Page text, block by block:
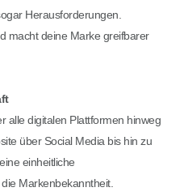
Herausforderungen.
macht deine Marke greifbarer
alle digitalen Plattformen hinweg
über Social Media bis hin zu
einheitliche
Markenbekanntheit.